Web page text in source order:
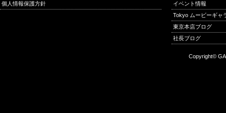
個人情報保護方針
イベント情報
Tokyo ムービーギャ
東京本店ブログ
社長ブログ
Copyright©